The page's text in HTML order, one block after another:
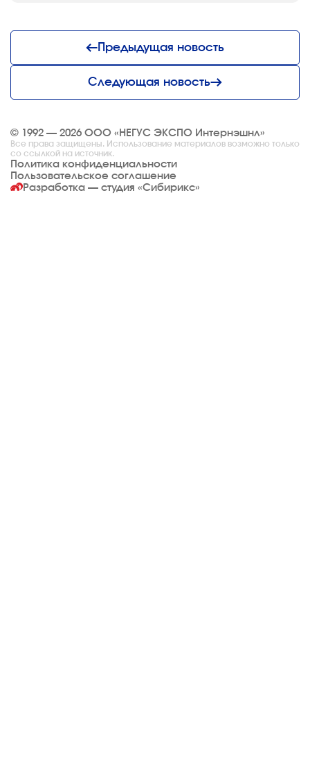
Предыдущая новость
Следующая новость
© 1992 — 2026 ООО «НЕГУС ЭКСПО Интернэшнл»
Все права защищены. Использование материалов возможно только
со ссылкой на источник.
Политика конфиденциальности
Пользовательское соглашение
Разработка — студия «Сибирикс»